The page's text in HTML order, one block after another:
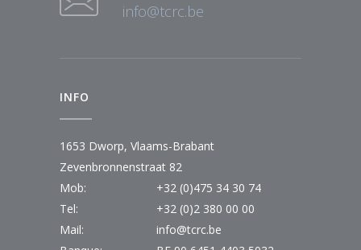
info@tcrc.be
INFO
1653 Dworp, Vlaams-Brabant
Zevenbronnenstraat 82
Mob:
+32 (0)475 34 30 74
Tel:
+32 (0)2 380 00 00
Mail:
info@tcrc.be